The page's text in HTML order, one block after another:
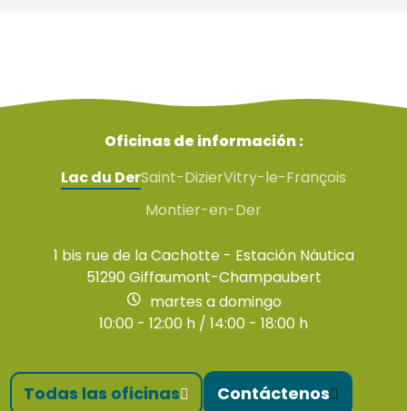
Oficinas de información :
Lac du DerSaint-DizierVitry-le-François
Montier-en-Der
1 bis rue de la Cachotte - Estación Náutica
51290 Giffaumont-Champaubert
martes a domingo
10:00 - 12:00 h / 14:00 - 18:00 h
Todas las oficinas Contáctenos